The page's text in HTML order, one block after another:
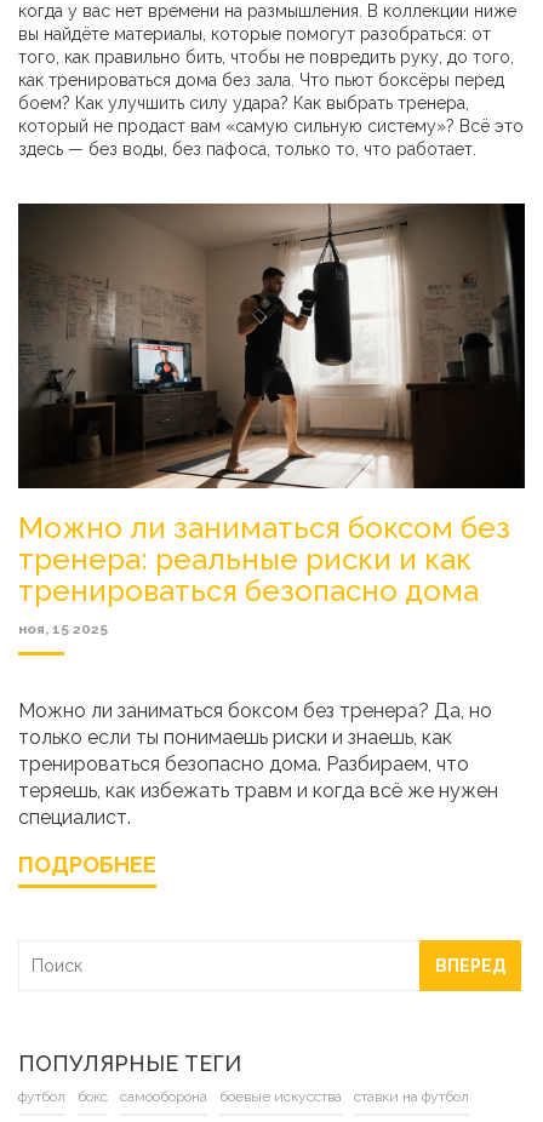
когда у вас нет времени на размышления. В коллекции ниже
вы найдёте материалы, которые помогут разобраться: от
того, как правильно бить, чтобы не повредить руку, до того,
как тренироваться дома без зала. Что пьют боксёры перед
боем? Как улучшить силу удара? Как выбрать тренера,
который не продаст вам «самую сильную систему»? Всё это
здесь — без воды, без пафоса, только то, что работает.
Можно ли заниматься боксом без
тренера: реальные риски и как
тренироваться безопасно дома
ноя, 15 2025
Можно ли заниматься боксом без тренера? Да, но
только если ты понимаешь риски и знаешь, как
тренироваться безопасно дома. Разбираем, что
теряешь, как избежать травм и когда всё же нужен
специалист.
ПОДРОБНЕЕ
ВПЕРЕД
ПОПУЛЯРНЫЕ ТЕГИ
футбол бокс самооборона боевые искусства ставки на футбол